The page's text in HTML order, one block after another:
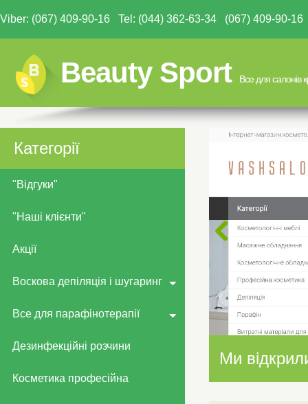
Viber: (067) 409-90-16 Tel: (044) 362-63-34 (067) 409-90-
Beauty Sport Все для салонів
Категорії
"Відгуки"
"Наші клієнти"
Акції
Воскова депіляція і шугаринг
Все для парафінотерапії
Дезинфекційні розчини
Косметика професійна
Ми